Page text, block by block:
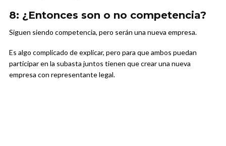
8: ¿Entonces son o no competencia?
Siguen siendo competencia, pero serán una nueva empresa.
Es algo complicado de explicar, pero para que ambos puedan
participar en la subasta juntos tienen que crear una nueva
empresa con representante legal.